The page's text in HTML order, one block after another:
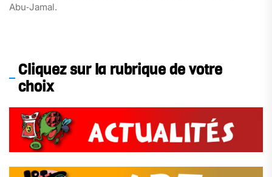
Abu‑Jamal.
Cliquez sur la rubrique de votre
choix